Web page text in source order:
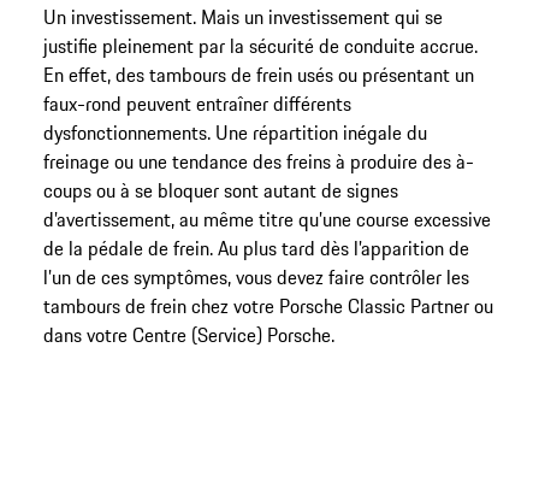
Un investissement. Mais un investissement qui se
justifie pleinement par la sécurité de conduite accrue.
En effet, des tambours de frein usés ou présentant un
faux-rond peuvent entraîner différents
dysfonctionnements. Une répartition inégale du
freinage ou une tendance des freins à produire des à-
coups ou à se bloquer sont autant de signes
d’avertissement, au même titre qu’une course excessive
de la pédale de frein. Au plus tard dès l’apparition de
l’un de ces symptômes, vous devez faire contrôler les
tambours de frein chez votre Porsche Classic Partner ou
dans votre Centre (Service) Porsche.